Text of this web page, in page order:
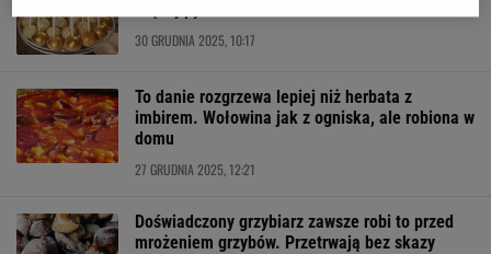
30 GRUDNIA 2025, 10:17
To danie rozgrzewa lepiej niż herbata z
imbirem. Wołowina jak z ogniska, ale robiona w
domu
27 GRUDNIA 2025, 12:21
Doświadczony grzybiarz zawsze robi to przed
mrożeniem grzybów. Przetrwają bez skazy